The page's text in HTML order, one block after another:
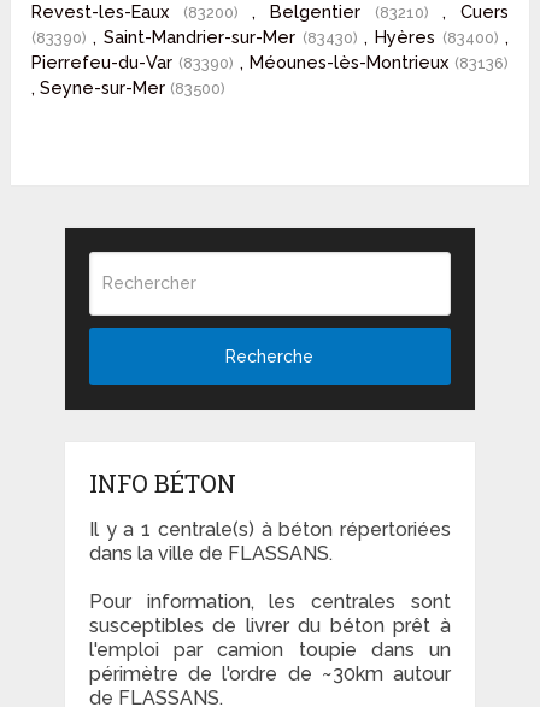
Revest-les-Eaux
(83200), Belgentier (83210) , Cuers
(83390), Saint-Mandrier-sur-Mer (83430) , Hyères (83400) ,
Pierrefeu-du-Var (83390) , Méounes-lès-Montrieux (83136)
, Seyne-sur-Mer (83500)
Recherche
INFO BÉTON
Il y a 1 centrale(s) à béton répertoriées
dans la ville de FLASSANS.
Pour information, les centrales sont
susceptibles de livrer du béton prêt à
l'emploi par camion toupie dans un
périmètre de l'ordre de ~30km autour
de FLASSANS.